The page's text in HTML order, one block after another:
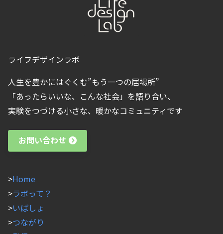
ライフデザインラボ
人生を豊かにはぐくむ”もう一つの居場所”
「あったらいいな、こんな社会」を語り合い、
実験をつづける小さな、暖かなコミュニティです
お問い合わせ
>Home
>ラボって？
>いばしょ
>つながり